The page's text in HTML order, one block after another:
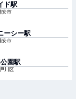
ド駅
安市
ーシー駅
安市
園駅
川区